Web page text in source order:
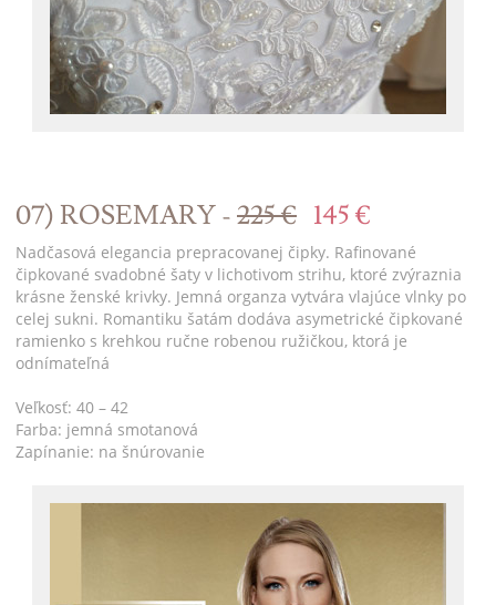
07) ROSEMARY -225 € 145 €
Nadčasová elegancia prepracovanej čipky. Rafinované
čipkované svadobné šaty v lichotivom strihu, ktoré zvýraznia
krásne ženské krivky. Jemná organza vytvára vlajúce vlnky po
celej sukni. Romantiku šatám dodáva asymetrické čipkované
ramienko s krehkou ručne robenou ružičkou, ktorá je
odnímateľná
Veľkosť: 40 – 42
Farba: jemná smotanová
Zapínanie: na šnúrovanie